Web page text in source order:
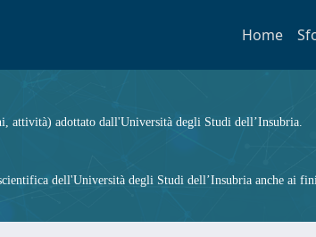
Home
attività) adottato dall'Università degli Studi dell’Insubria.
dell'Università degli Studi dell’Insubria anche ai